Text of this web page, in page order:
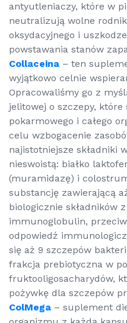
antyutleniaczy, które w
neutralizują wolne
oksydacyjnego i
powstawania stanów
Collaceina – ten
wyjątkowo celnie
Opracowaliśmy go z
jelitowej o szczepy,
pokarmowego i całego
celu wzbogacenie
najistotniejsze składniki
nieswoistą: białko
(muramidazę) i
substancję zawierającą
biologicznie składników
immunoglobulin,
odpowiedź
się aż 9 szczepów
frakcja prebiotyczna w
fruktooligosacharydów,
pożywkę dla szczepów
ColMega – suplement